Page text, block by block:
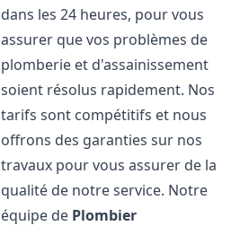
dans les 24 heures, pour vous
assurer que vos problèmes de
plomberie et d'assainissement
soient résolus rapidement. Nos
tarifs sont compétitifs et nous
offrons des garanties sur nos
travaux pour vous assurer de la
qualité de notre service. Notre
équipe de Plombier